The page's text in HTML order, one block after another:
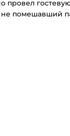
провел
не помешавший